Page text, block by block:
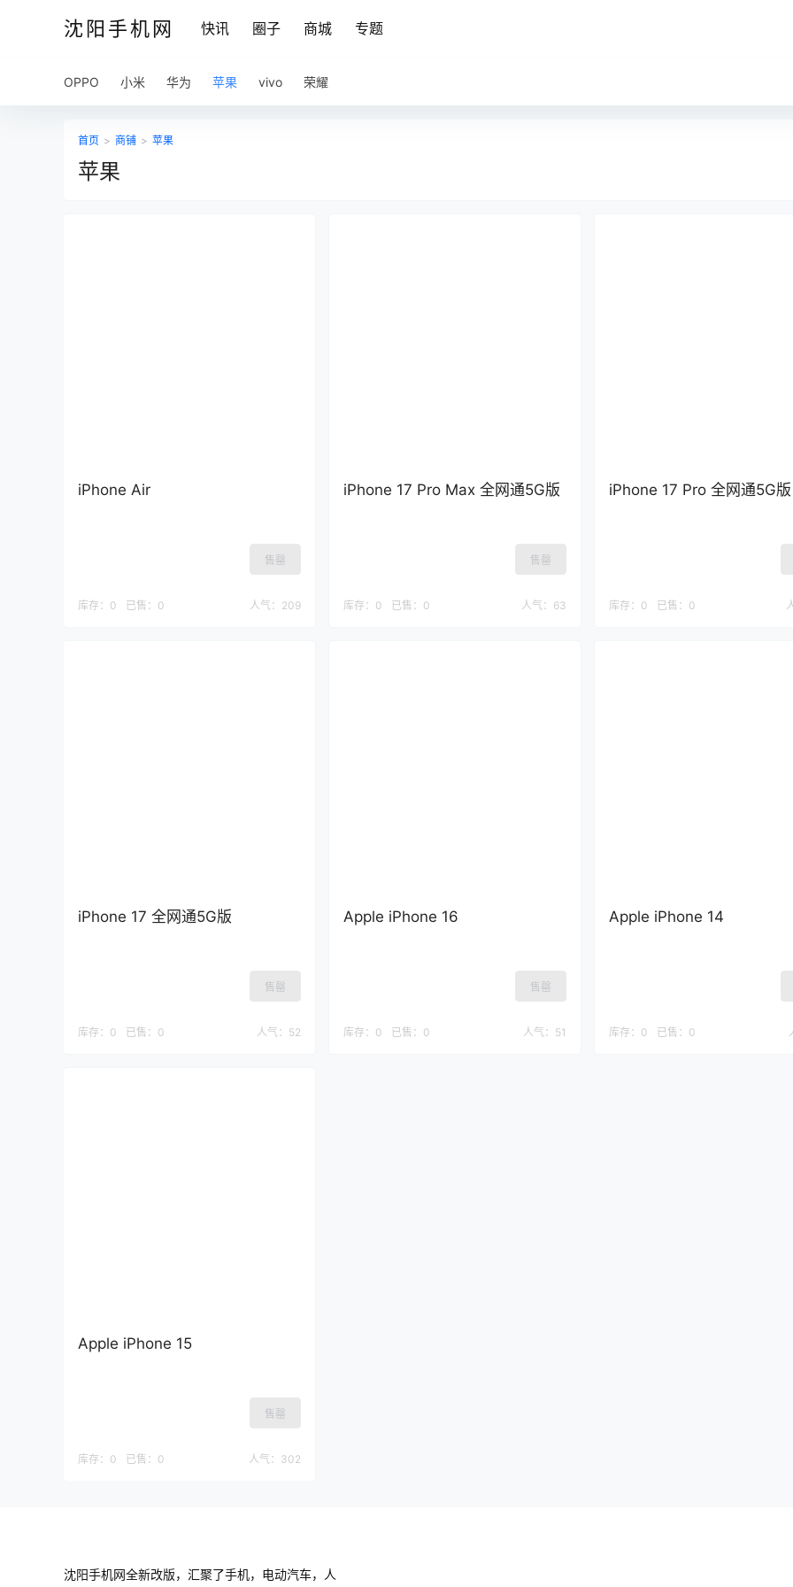
沈阳手机网 快讯 圈子 商城 专题
OPPO 小米 华为 苹果 vivo 荣耀
首页 > 商铺 > 苹果
苹果
iPhone Air
售罄
库存： 0 已售： 0 人气： 209
iPhone 17 Pro Max 全网通5G版
售罄
库存： 0 已售： 0 人气： 63
iPhone 17 Pro 全网通5G版
库存： 0 已售： 0
iPhone 17 全网通5G版
售罄
库存： 0 已售： 0 人气： 52
Apple iPhone 16
售罄
库存： 0 已售： 0 人气： 51
Apple iPhone 14
库存： 0 已售： 0
Apple iPhone 15
售罄
库存： 0 已售： 0 人气： 302
沈阳手机网全新改版，汇聚了手机，电动汽车，人